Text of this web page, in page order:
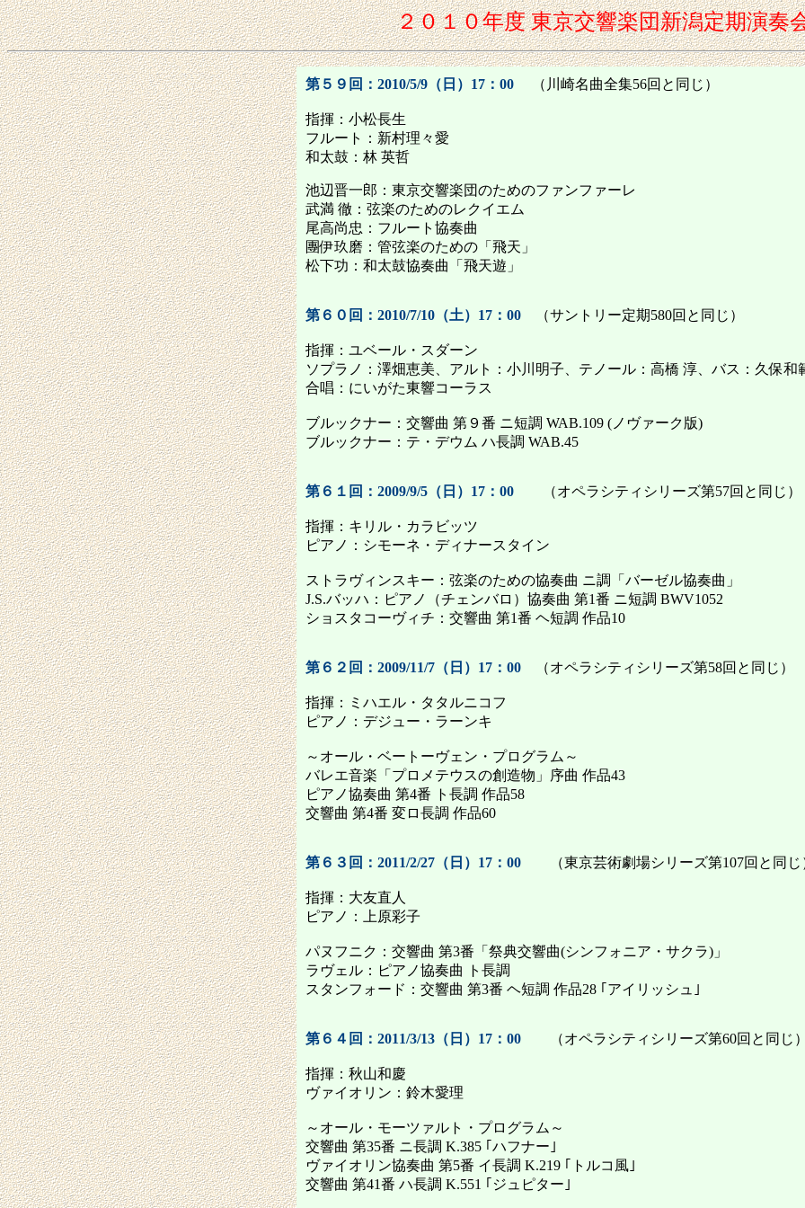
２０１０年度 東京交響楽団新潟定期演奏
第５９回：2010/5/9（日）17：00 （川崎名曲全集56回と同じ）
指揮：小松長生
フルート：新村理々愛
和太鼓：林 英哲
池辺晋一郎：東京交響楽団のためのファンファーレ
武満 徹：弦楽のためのレクイエム
尾高尚忠：フルート協奏曲
團伊玖磨：管弦楽のための「飛天」
松下功：和太鼓協奏曲「飛天遊」
第６０回：2010/7/10（土）17：00 （サントリー定期580回と同じ）
指揮：ユベール・スダーン
ソプラノ：澤畑恵美、アルト：小川明子、テノール：高橋 淳、バス：久保和
合唱：にいがた東響コーラス
ブルックナー：交響曲 第９番 ニ短調 WAB.109 (ノヴァーク版)
ブルックナー：テ・デウム ハ長調 WAB.45
第６１回：2009/9/5（日）17：00 （オペラシティシリーズ第57回と同じ）
指揮：キリル・カラビッツ
ピアノ：シモーネ・ディナースタイン
ストラヴィンスキー：弦楽のための協奏曲 ニ調「バーゼル協奏曲」
J.S.バッハ：ピアノ（チェンバロ）協奏曲 第1番 ニ短調 BWV1052
ショスタコーヴィチ：交響曲 第1番 ヘ短調 作品10
第６２回：2009/11/7（日）17：00 （オペラシティシリーズ第58回と同じ）
指揮：ミハエル・タタルニコフ
ピアノ：デジュー・ラーンキ
～オール・ベートーヴェン・プログラム～
バレエ音楽「プロメテウスの創造物」序曲 作品43
ピアノ協奏曲 第4番 ト長調 作品58
交響曲 第4番 変ロ長調 作品60
第６３回：2011/2/27（日）17：00 （東京芸術劇場シリーズ第107回と同じ
指揮：大友直人
ピアノ：上原彩子
パヌフニク：交響曲 第3番「祭典交響曲(シンフォニア・サクラ)」
ラヴェル：ピアノ協奏曲 ト長調
スタンフォード：交響曲 第3番 ヘ短調 作品28 ｢アイリッシュ｣
第６４回：2011/3/13（日）17：00 （オペラシティシリーズ第60回と同じ
指揮：秋山和慶
ヴァイオリン：鈴木愛理
～オール・モーツァルト・プログラム～
交響曲 第35番 ニ長調 K.385 ｢ハフナー｣
ヴァイオリン協奏曲 第5番 イ長調 K.219 ｢トルコ風｣
交響曲 第41番 ハ長調 K.551 ｢ジュピター｣